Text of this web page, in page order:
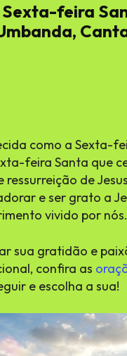
feira
como a Sexta-
feira Santa que
de
e ser grato a
vivido por nós.
sua gratidão e
confira as
e escolha a sua!